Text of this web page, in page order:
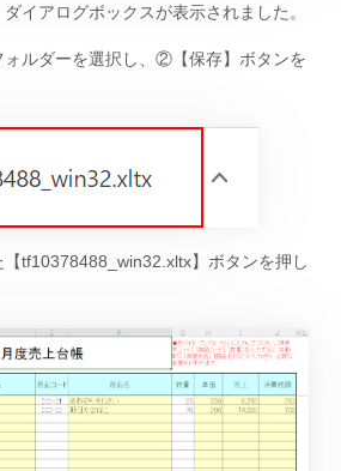
ダイアログボックスが表示されました。
ルダーを選択し、②【保存】ボタンを
tf10378488_win32.xltx】ボタンを押し